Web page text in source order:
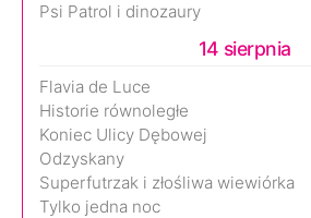
Psi Patrol i dinozaury
14 sierpnia
Flavia de Luce
Historie równoległe
Koniec Ulicy Dębowej
Odzyskany
Superfutrzak i złośliwa wiewiórka
Tylko jedna noc